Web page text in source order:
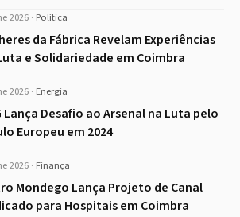
2026 · Política
da Fábrica Revelam Experiências
e Solidariedade em Coimbra
2026 · Energia
Lança Desafio ao Arsenal na Luta pelo
Europeu em 2024
2026 · Finança
Mondego Lança Projeto de Canal
para Hospitais em Coimbra